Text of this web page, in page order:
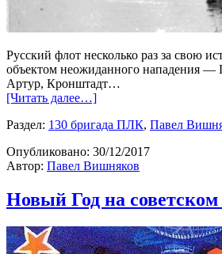
Русский флот несколько раз за свою
объектом неожиданного нападения —
Артур, Кронштадт…
[Читать далее…]
Раздел: 130 бригада ПЛК, Павел
Опубликовано: 30/12/2017
Автор: Павел Вишняков
Новый Год на советском